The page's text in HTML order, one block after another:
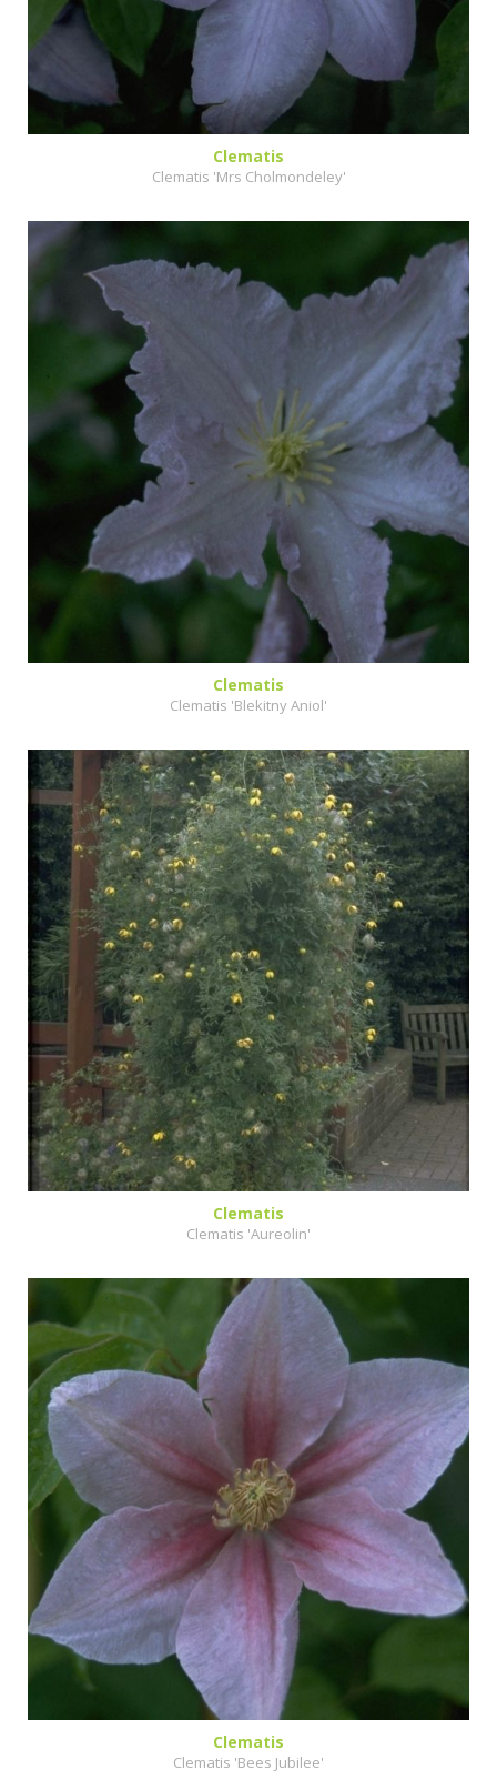
Clematis
Clematis 'Mrs Cholmondeley'
Clematis
Clematis 'Blekitny Aniol'
Clematis
Clematis 'Aureolin'
Clematis
Clematis 'Bees Jubilee'